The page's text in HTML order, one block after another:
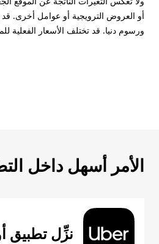
أو العروض الترويجية أو عوامل أخرى. قد
ورسوم دنيا. قد تختلف الأسعار الفعلية
الأمر أسهل داخل
نزِّل تطبيق